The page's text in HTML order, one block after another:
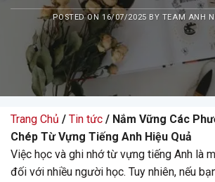
POSTED ON16/07/2025 BY TEAM ANH
Trang Chủ / Tin tức / Nắm Vững Các
Chép Từ Vựng Tiếng Anh Hiệu Quả
Việc học và ghi nhớ từ vựng tiếng Anh là
đối với nhiều người học. Tuy nhiên, nếu